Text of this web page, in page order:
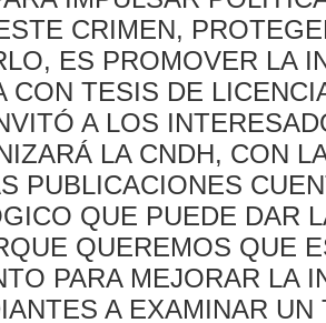
CRIMEN,
ES PROMOVER LA
CON TESIS DE
A LOS
LA CNDH, CON
PUBLICACIONES
QUE PUEDE DAR
QUEREMOS QUE
PARA MEJORAR LA
A EXAMINAR